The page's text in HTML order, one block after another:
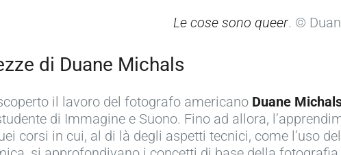
Le cose sono queer. ©
di Duane Michals
il lavoro del fotografo americano Duane
di Immagine e Suono. Fino ad allora,
corsi in cui, al di là degli aspetti tecnici, come l’uso